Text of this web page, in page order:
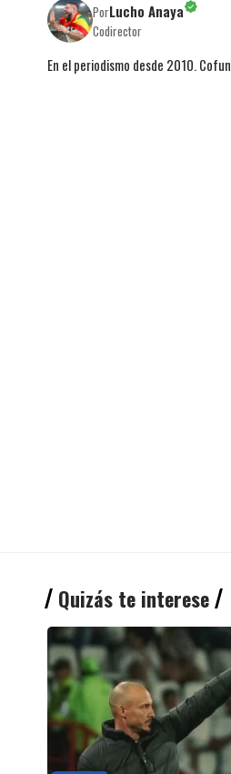
PorLucho Anaya
Codirector
En el periodismo desde 2010.
Quizás te interese